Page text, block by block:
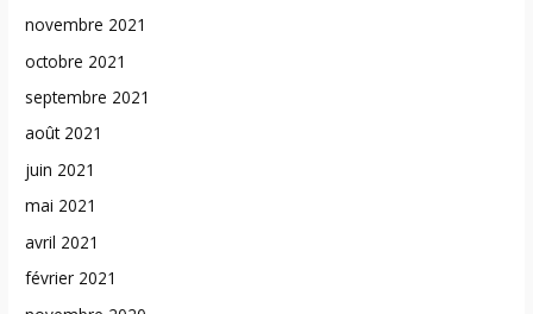
novembre 2021
octobre 2021
septembre 2021
août 2021
juin 2021
mai 2021
avril 2021
février 2021